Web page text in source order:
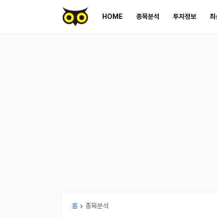
HOME 종목분석 투자정보 최
홈 종목분석